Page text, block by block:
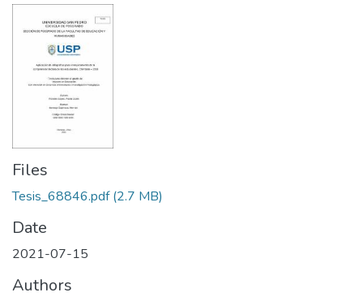
Files
Tesis_68846.pdf(2.7 MB)
Date
2021-07-15
Authors